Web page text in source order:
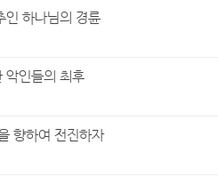
인 하나님의 경륜
악인들의 최후
향하여 전진하자